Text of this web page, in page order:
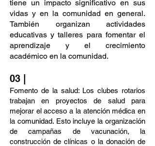
tiene un impacto significativo en sus
vidas y en la comunidad en general.
También organizan actividades
educativas y talleres para fomentar el
aprendizaje y el crecimiento
académico en la comunidad.
03 |
Fomento de la salud: Los clubes rotarios
trabajan en proyectos de salud para
mejorar el acceso a la atención médica en
la comunidad. Esto incluye la organización
de campañas de vacunación, la
construcción de clínicas o la donación de